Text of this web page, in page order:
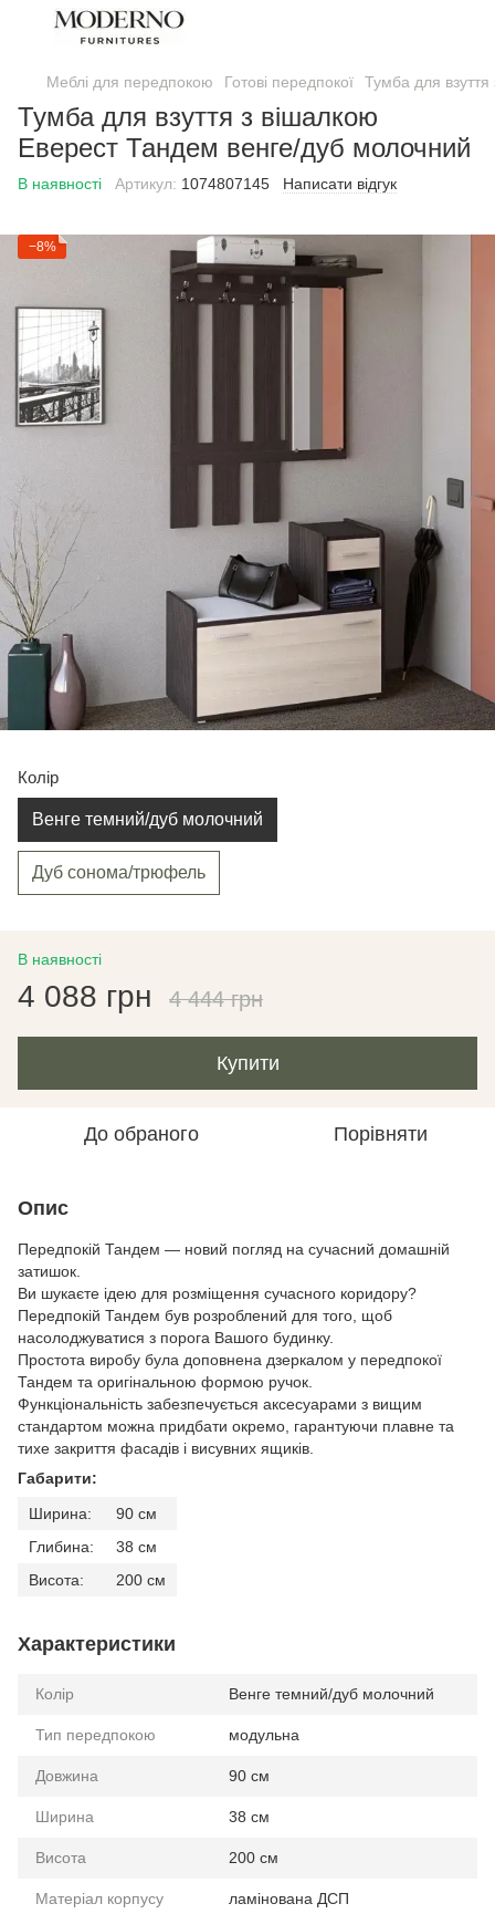
Меблі для передпокою Готові передпокої Тумба для
Тумба для взуття з вішалкою
Еверест Тандем венге/дуб молочний
В наявності Артикул: 1074807145 Написати відгук
−8%
Колір
Венге темний/дуб молочний
Дуб сонома/трюфель
В наявності
4 088 грн 4 444 грн
Купити
До обраного Порівняти
Опис
Передпокій Тандем — новий погляд на сучасний домашній
затишок.
Ви шукаєте ідею для розміщення сучасного коридору?
Передпокій Тандем був розроблений для того, щоб
насолоджуватися з порога Вашого будинку.
Простота виробу була доповнена дзеркалом у передпокої
Тандем та оригінальною формою ручок.
Функціональність забезпечується аксесуарами з вищим
стандартом можна придбати окремо, гарантуючи плавне та
тихе закриття фасадів і висувних ящиків.
Габарити:
Ширина:
90 см
Глибина:
38 см
Висота:
200 см
Характеристики
Колір Венге темний/дуб молочний
Тип передпокою модульна
Довжина 90 см
Ширина 38 см
Висота 200 см
Матеріал корпусу ламінована ДСП